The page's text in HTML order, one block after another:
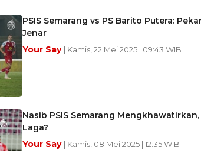
PSIS Semarang vs PS Barito Putera:
Jenar
Your Say | Kamis, 22 Mei 2025 | 09:43 WIB
Nasib PSIS Semarang
Laga?
Your Say | Kamis, 08 Mei 2025 | 12:35 WIB